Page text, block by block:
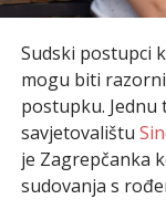
Sudski postupci
mogu biti
postupku. Jednu
savjetovalištu
je Zagrepčanka
sudovanja s